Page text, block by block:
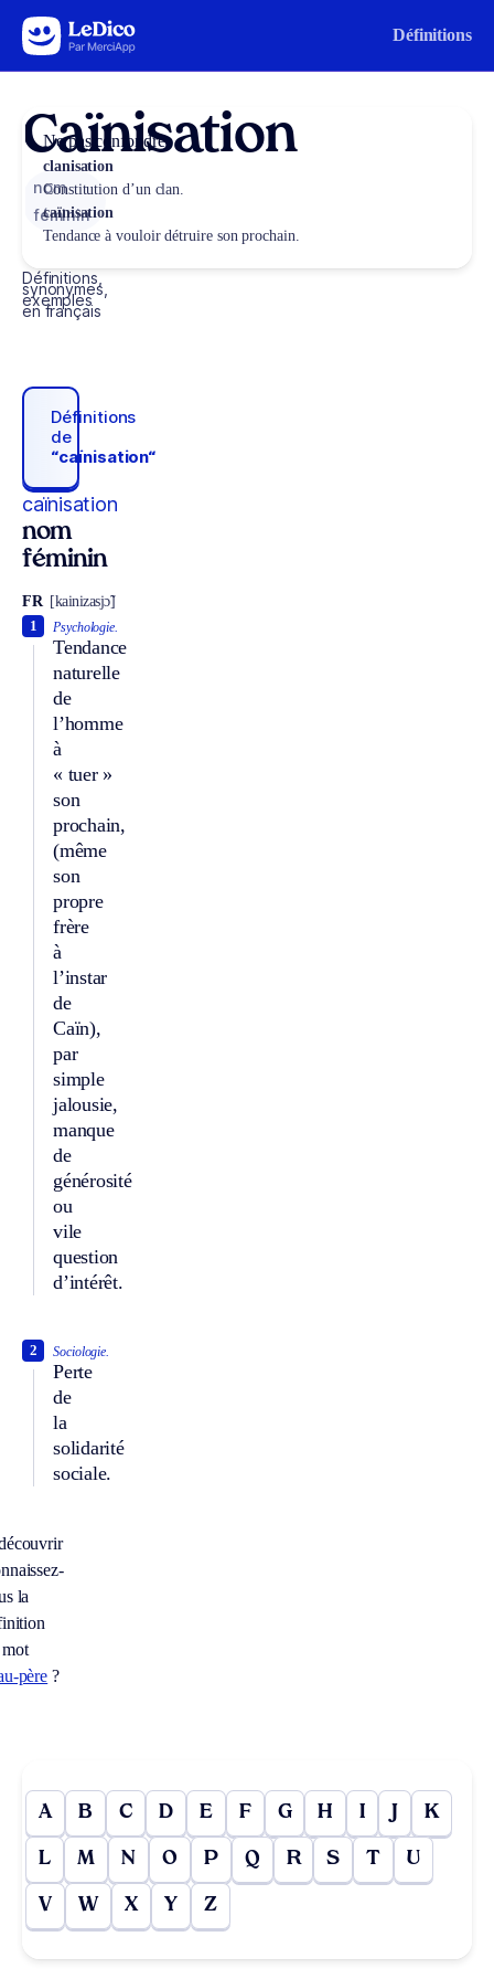
Aller au contenu Définitions
Caïnisation
nom
féminin
Définitions,
synonymes,
exemples
en français
Définitions
de
“caïnisation“
caïnisation
nom
féminin
FR [kainizasjɔ̃]
Psychologie.
Tendance
naturelle
de
l’homme
à
« tuer »
son
prochain,
(même
son
propre
frère
à
l’instar
de
Caïn),
par
simple
jalousie,
manque
de
générosité
ou
vile
question
d’intérêt.
1
Sociologie.
Perte
de
la
solidarité
sociale.
2
la
père ?
Ne pas confondre
clanisation
Constitution d’un clan.
caïnisation
Tendance à vouloir détruire son prochain.
A B C D E F G H I J K
L M N O P Q R S T U
V W X Y Z